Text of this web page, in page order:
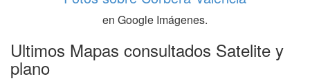
en Google Imágenes.
Ultimos Mapas consultados Satelite y
plano